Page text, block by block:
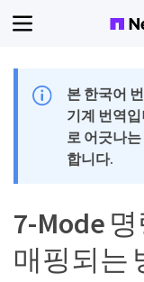
본 한국어
기계 번역
로 어긋나
합니다.
7-Mode
매핑되는